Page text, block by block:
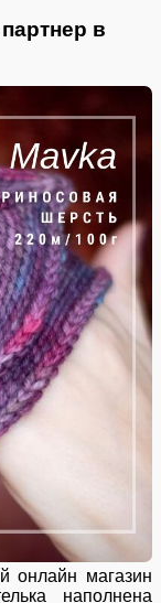
в
магазин
наполнена